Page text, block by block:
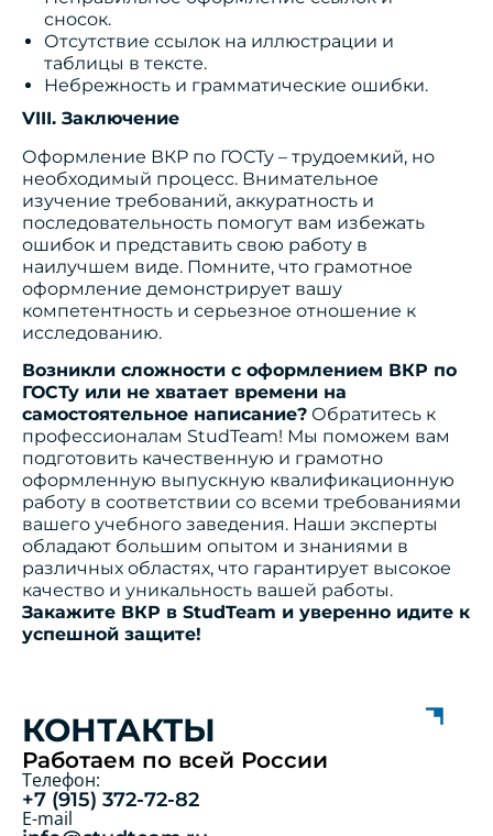
сносок.
Отсутствие ссылок на иллюстрации и
таблицы в тексте.
Небрежность и грамматические ошибки.
VIII. Заключение
Оформление ВКР по ГОСТу – трудоемкий, но
необходимый процесс. Внимательное
изучение требований, аккуратность и
последовательность помогут вам избежать
ошибок и представить свою работу в
наилучшем виде. Помните, что грамотное
оформление демонстрирует вашу
компетентность и серьезное отношение к
исследованию.
Возникли сложности с оформлением ВКР по
ГОСТу или не хватает времени на
самостоятельное написание? Обратитесь к
профессионалам StudTeam! Мы поможем вам
подготовить качественную и грамотно
оформленную выпускную квалификационную
работу в соответствии со всеми требованиями
вашего учебного заведения. Наши эксперты
обладают большим опытом и знаниями в
различных областях, что гарантирует высокое
качество и уникальность вашей работы.
Закажите ВКР в StudTeam и уверенно идите к
успешной защите!
КОНТАКТЫ
Работаем по всей России
Телефон:
+7 (915) 372-72-82
E-mail